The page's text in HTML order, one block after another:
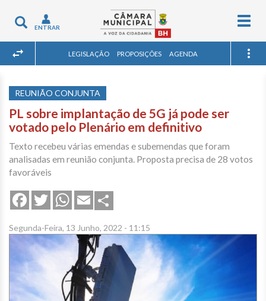
Toggle
navigation
ENTRAR
LEGISLAÇÃO PROPOSIÇÕES AGENDA
REUNIÃO CONJUNTA
PL sobre implantação de 5G já pode ser
votado pelo Plenário em definitivo
Texto recebeu várias emendas e subemendas que foram
analisadas em reunião conjunta. Proposta precisa de 28 votos
favoráveis
FacebookTwitterWhatsApp
Email
Segunda-Feira, 13 Junho, 2022 - 11:15